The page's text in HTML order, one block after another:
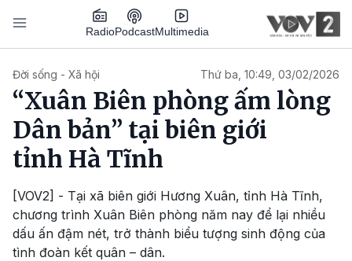
Nhảy đến nội dung
RadioPodcastMultimedia
Đời sống - Xã hội Thứ ba, 10:49, 03/02/2026
“Xuân Biên phòng ấm lòng
Dân bản” tại biên giới
tỉnh Hà Tĩnh
[VOV2] - Tại xã biên giới Hương Xuân, tỉnh Hà Tĩnh,
chương trình Xuân Biên phòng năm nay để lại nhiều
dấu ấn đậm nét, trở thành biểu tượng sinh động của
tình đoàn kết quân – dân.